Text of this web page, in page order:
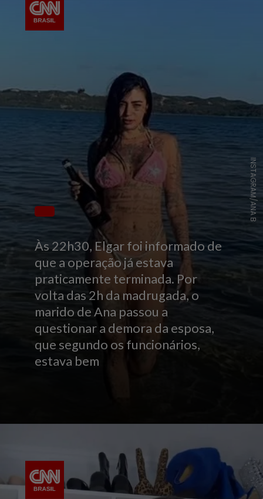
Às 22h30, Elgar foi informado de
que a operação já estava
praticamente terminada. Por
volta das 2h da madrugada, o
marido de Ana passou a
questionar a demora da esposa,
que segundo os funcionários,
estava bem
INSTAGRAM/ANA B